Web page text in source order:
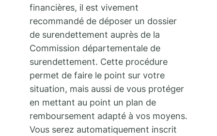
financières, il est vivement
recommandé de déposer un dossier
de surendettement auprès de la
Commission départementale de
surendettement. Cette procédure
permet de faire le point sur votre
situation, mais aussi de vous protéger
en mettant au point un plan de
remboursement adapté à vos moyens.
Vous serez automatiquement inscrit